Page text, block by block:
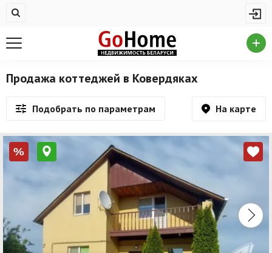
Недвижимость в Ковердяках
На сутки
Новостройки
Дома/коттеджи/участки
Комерческая недвижимость
Недвижимость в Ковердяках
Продажа коммерческой недвижимости
Продажа коттеджей в Ковердяках
Подобрать по параметрам На карте
%